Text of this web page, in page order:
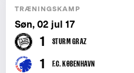
TRÆNINGSKAMP
Søn, 02 jul 17
1 STURM GRAZ
1 F.C. KØBENHAVN